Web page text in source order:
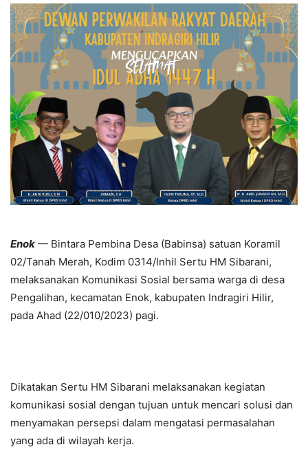
Enok — Bintara Pembina Desa (Babinsa) satuan Koramil
02/Tanah Merah, Kodim 0314/Inhil Sertu HM Sibarani,
melaksanakan Komunikasi Sosial bersama warga di desa
Pengalihan, kecamatan Enok, kabupaten Indragiri Hilir,
pada Ahad (22/010/2023) pagi.
Dikatakan Sertu HM Sibarani melaksanakan kegiatan
komunikasi sosial dengan tujuan untuk mencari solusi dan
menyamakan persepsi dalam mengatasi permasalahan
yang ada di wilayah kerja.